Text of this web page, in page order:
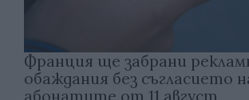
Франция ще забрани
обаждания без съгласието
абонатите от 11 август